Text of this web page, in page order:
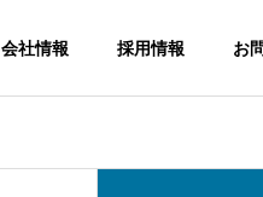
会社情報 採用情報 お